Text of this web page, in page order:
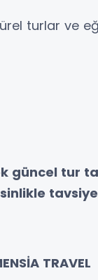
turlar ve
güncel tur
TRAVEL